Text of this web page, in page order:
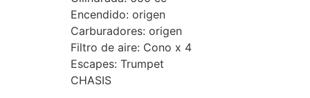
Encendido: origen
Carburadores: origen
Filtro de aire: Cono x 4
Escapes: Trumpet
CHASIS